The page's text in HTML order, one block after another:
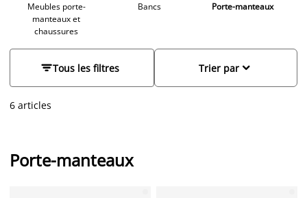
Meubles porte-
manteaux et
chaussures
Bancs Porte-manteaux
Tous les filtres 
Trier par
6 articles
Porte-manteaux